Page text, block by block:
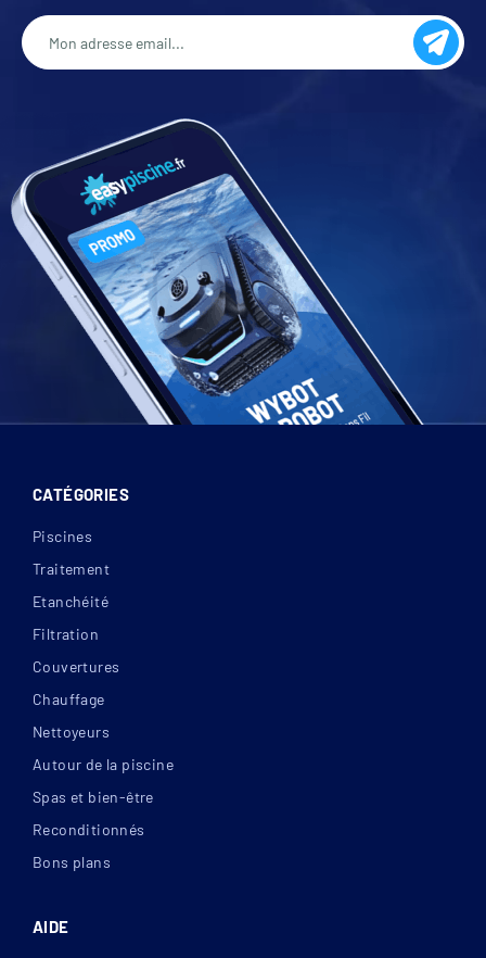
CATÉGORIES
Piscines
Traitement
Etanchéité
Filtration
Couvertures
Chauffage
Nettoyeurs
Autour de la piscine
Spas et bien-être
Reconditionnés
Bons plans
AIDE